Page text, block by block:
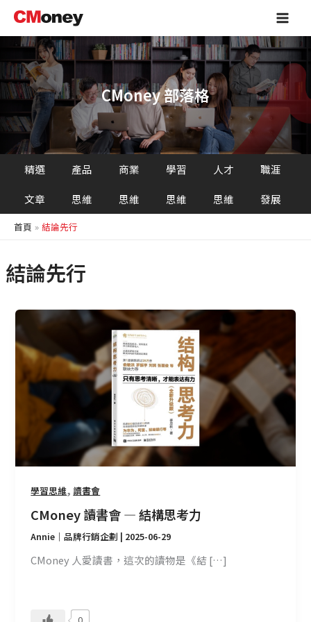
主
容
Main
CMoney 部落格
精選
文章
產品
思維
商業
思維
學習
思維
人才
思維
職涯
發展
首頁 結論先行
結論先行
學習思維,讀書會
CMoney 讀書會 — 結構思考力
Annie｜品牌行銷企劃 | 2025-06-29
CMoney 人愛讀書，這次的讀物是《結 […]
CMoney
書
會
—
結
考
力